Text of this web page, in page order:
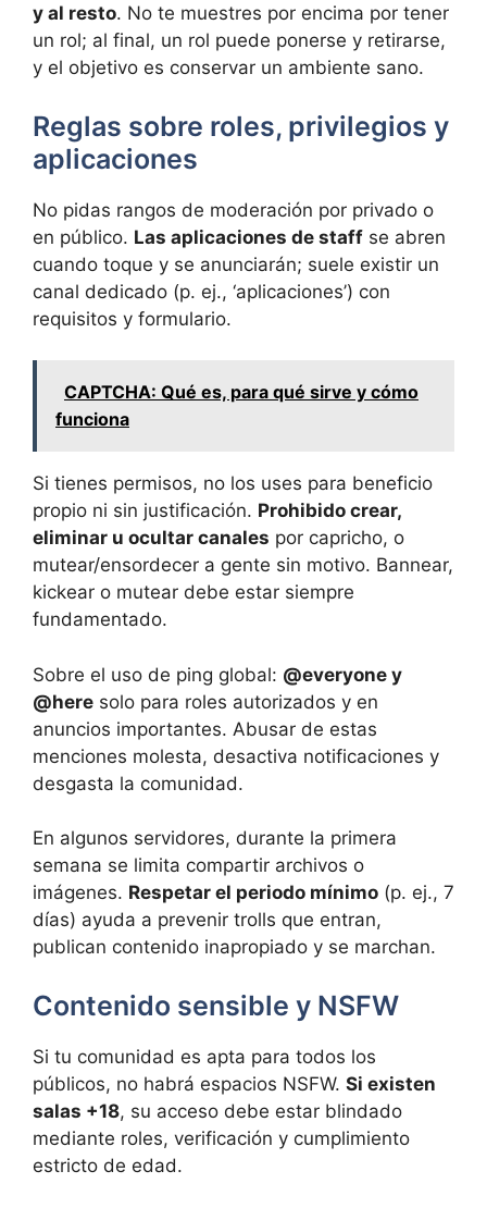
y al resto. No te muestres por encima por tener
un rol; al final, un rol puede ponerse y retirarse,
y el objetivo es conservar un ambiente sano.
Reglas sobre roles, privilegios y
aplicaciones
No pidas rangos de moderación por privado o
en público. Las aplicaciones de staff se abren
cuando toque y se anunciarán; suele existir un
canal dedicado (p. ej., ‘aplicaciones’) con
requisitos y formulario.
CAPTCHA: Qué es, para qué sirve y cómo
funciona
Si tienes permisos, no los uses para beneficio
propio ni sin justificación. Prohibido crear,
eliminar u ocultar canales por capricho, o
mutear/ensordecer a gente sin motivo. Bannear,
kickear o mutear debe estar siempre
fundamentado.
Sobre el uso de ping global: @everyone y
@here solo para roles autorizados y en
anuncios importantes. Abusar de estas
menciones molesta, desactiva notificaciones y
desgasta la comunidad.
En algunos servidores, durante la primera
semana se limita compartir archivos o
imágenes. Respetar el periodo mínimo (p. ej., 7
días) ayuda a prevenir trolls que entran,
publican contenido inapropiado y se marchan.
Contenido sensible y NSFW
Si tu comunidad es apta para todos los
públicos, no habrá espacios NSFW. Si existen
salas +18, su acceso debe estar blindado
mediante roles, verificación y cumplimiento
estricto de edad.